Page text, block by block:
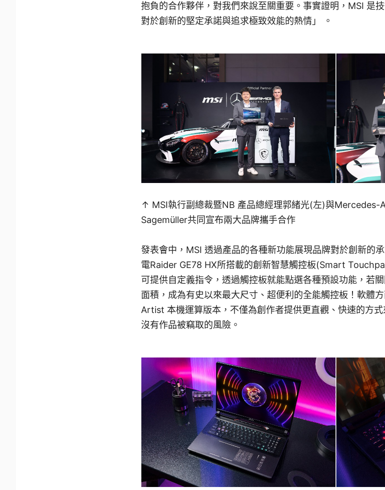
抱負的合作夥伴，對我們來說至關重要。事實證明，MSI 是
對於創新的堅定承諾與追求極致效能的熱情」 。
↑ MSI執行副總裁暨NB 產品總經理郭緒光(左)與Mercedes-
Sagemüller共同宣布兩大品牌攜手合作
發表會中，MSI 透過產品的各種新功能展現品牌對於創新的
電Raider GE78 HX所搭載的創新智慧觸控板(Smart
可提供自定義指令，透過觸控板就能點選各種預設功能，若
面積，成為有史以來最大尺寸、超便利的全能觸控板！軟體
Artist 本機運算版本，不僅為創作者提供更直觀、快速的方
沒有作品被竊取的風險。